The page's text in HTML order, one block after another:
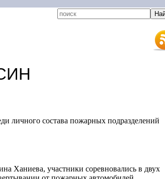
личного состава пожарных подразделений
участники соревновались в двух